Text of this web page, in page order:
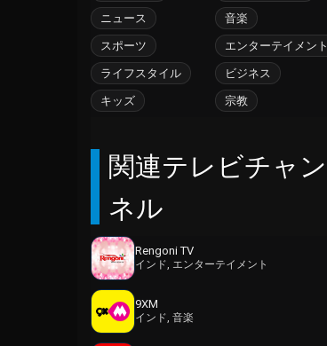
イエメン
イギリス
イギリス領ヴァージン諸島
イスラエル
イタリア
インド
ウガンダ
ウルグアイ
エクアドル
エジプト
エストニア
エチオピア
ニュース 音楽
スポーツ エンターテイメント
ライフスタイル ビジネス
キッズ 宗教
関連テレビチャン
ネル
Rengoni TV
インド, エンターテイメント
9XM
インド, 音楽